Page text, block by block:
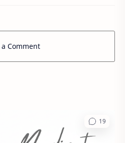
a Comment